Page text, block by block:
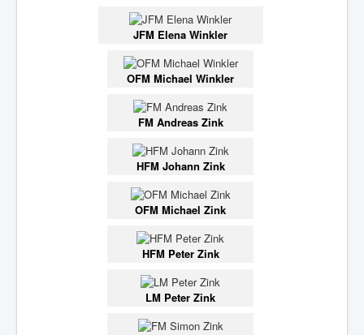
JFM Elena Winkler
OFM Michael Winkler
FM Andreas Zink
HFM Johann Zink
OFM Michael Zink
HFM Peter Zink
LM Peter Zink